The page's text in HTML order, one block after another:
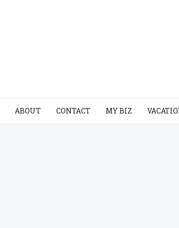
ABOUT CONTACT MY BIZ